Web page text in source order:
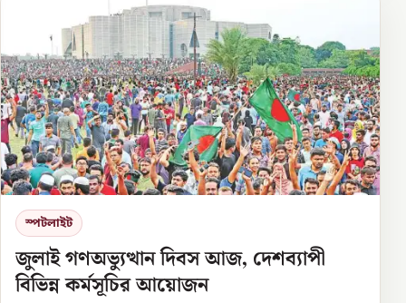
স্পটলাইট
জুলাই গণঅভ্যুত্থান দিবস আজ, দেশব্যাপী
বিভিন্ন কর্মসূচির আয়োজন